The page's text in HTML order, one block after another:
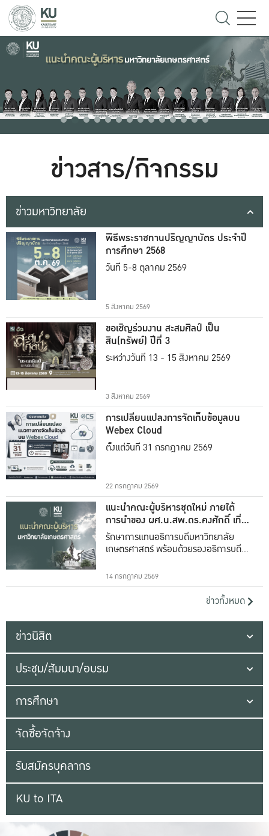
ข่าวสาร/กิจกรรม
ข่าวมหาวิทยาลัย
พิธีพระราชทานปริญญาบัตร ประจำปี
การศึกษา 2568
วันที่ 5-8 ตุลาคม 2569
5 สิงหาคม 2569
ขอเชิญร่วมงาน สะสมศิลป์ เป็น
สิน(ทรัพย์) ปีที่ 3
ระหว่างวันที่ 13 - 15 สิงหาคม 2569
3 สิงหาคม 2569
การเปลี่ยนแปลงการจัดเก็บข้อมูลบน
Webex Cloud
ตั้งแต่วันที่ 31 กรกฎาคม 2569
22 กรกฎาคม 2569
แนะนำคณะผู้บริหารชุดใหม่ ภายใต้
การนำของ ผศ.น.สพ.ดร.คงศักดิ์ เที่ยง
ธรรม
รักษาการแทนอธิการบดีมหาวิทยาลัย
เกษตรศาสตร์ พร้อมด้วยรองอธิการบดีทั้ง
14 กรกฎาคม 2569
ข่าวทั้งหมด
ข่าวนิสิต
ประชุม/สัมมนา/อบรม
การศึกษา
จัดซื้อจัดจ้าง
รับสมัครบุคลากร
KU to ITA